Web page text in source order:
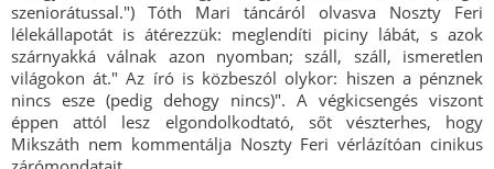
szeniorátussal.") Tóth Mari táncáról olvasva Noszty Feri
lélekállapotát is átérezzük: meglendíti piciny lábát, s azok
szárnyakká válnak azon nyomban; száll, száll, ismeretlen
világokon át." Az író is közbeszól olykor: hiszen a pénznek
nincs esze (pedig dehogy nincs)". A végkicsengés viszont
éppen attól lesz elgondolkodtató, sőt vészterhes, hogy
Mikszáth nem kommentálja Noszty Feri vérlázítóan cinikus